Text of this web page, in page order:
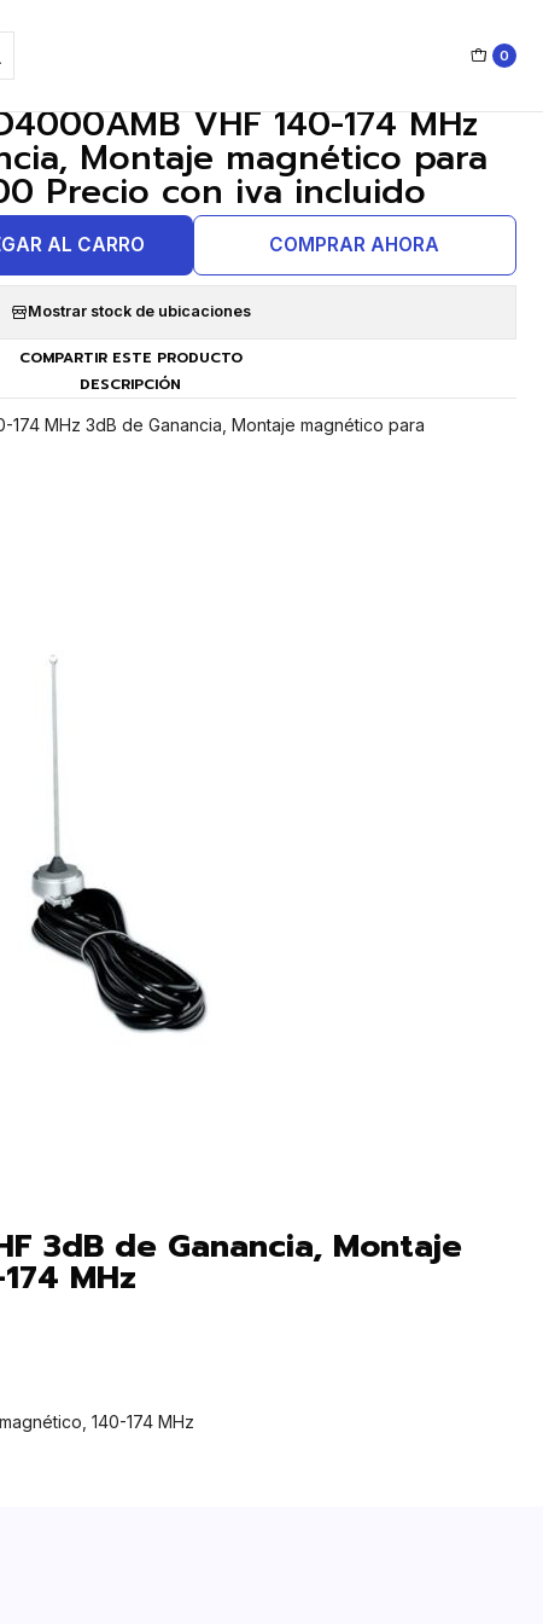
0
VHF 140-174 MHz
Montaje magnético para
Precio con iva incluido
AL CARRO COMPRAR AHORA
Mostrar stock de ubicaciones
COMPARTIR ESTE PRODUCTO
DESCRIPCIÓN
174 MHz 3dB de Ganancia, Montaje magnético para
3dB de Ganancia, Montaje
MHz
140-174 MHz